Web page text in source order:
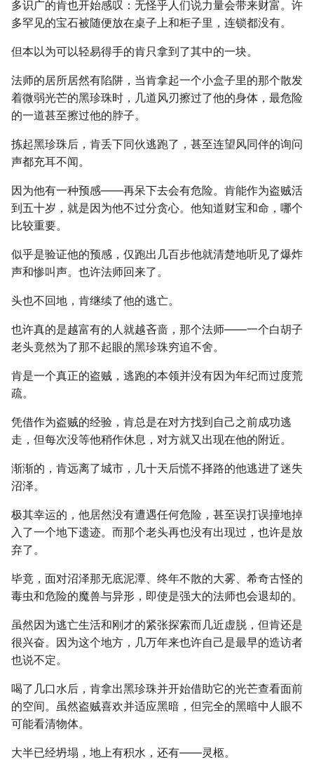
多识广的肯也开始感叹：无怪乎人们说力量会带来财富。许
多罕见的宝石被随便放在桌子上和柜子里，连锁都没有。
但本以为可以轻易得手的肯只拿到了其中的一块。
法师的居所居然有陷阱，当肯拿起一个小盒子里的那个散发
着微弱光芒的黑珍珠时，几道风刃擦过了他的身体，最危险
的一道甚至擦过他的脖子。
拣起黑珍珠后，肯丢下同伙逃跑了，甚至连望风同伴的询问
声都充耳不闻。
因为他有一种预感――再呆下去会有危险。肯能作为盗贼活
到五十岁，就是因为他不过分贪心。他知道财宝和命，哪个
比较重要。
似乎是验证他的预感，仅跑出几百步他就清楚地听见了爆炸
声和惨叫声。也许法师回来了。
头也不回地，肯继续了他的逃亡。
也许真的是越富有的人就越吝啬，那个法师――一个白胡子
老头竟然为了那不起眼的黑珍珠穷追不舍。
肯是一个真正的盗贼，逃跑的本领并没有因为年纪而过度荒
疏。
凭借作为盗贼的经验，肯总是在对方找到自己之前成功逃
走，但每次没等他稍作休息，对方就又出现在他的附近。
渐渐的，肯远离了城市，几十天后慌不择路的他逃进了迷失
沼泽。
极其幸运的，他居然没有遭遇任何危险，甚至误打误撞地掉
入了一个地下遗迹。而那个老头再也没有出现过，也许是放
弃了。
毕竟，面对沼泽那无底泥潭、终年不散的大雾、希奇古怪的
毒虫和危险的魔兽与异形，即使是强大的法师也会退却的。
虽然因为逃亡生活和刚才的紧张探索而几近虚脱，但肯还是
很兴奋。因为这个地方，几万年来也许自己是最早的造访者
也说不定。
喝了几口水后，肯拿出黑珍珠并开始借助它的光芒查看面前
的空间。虽然盗贼喜欢并适应黑暗，但完全的黑暗中人眼不
可能看清物体。
大半已经坍塌，地上有积水，还有――灵柩。